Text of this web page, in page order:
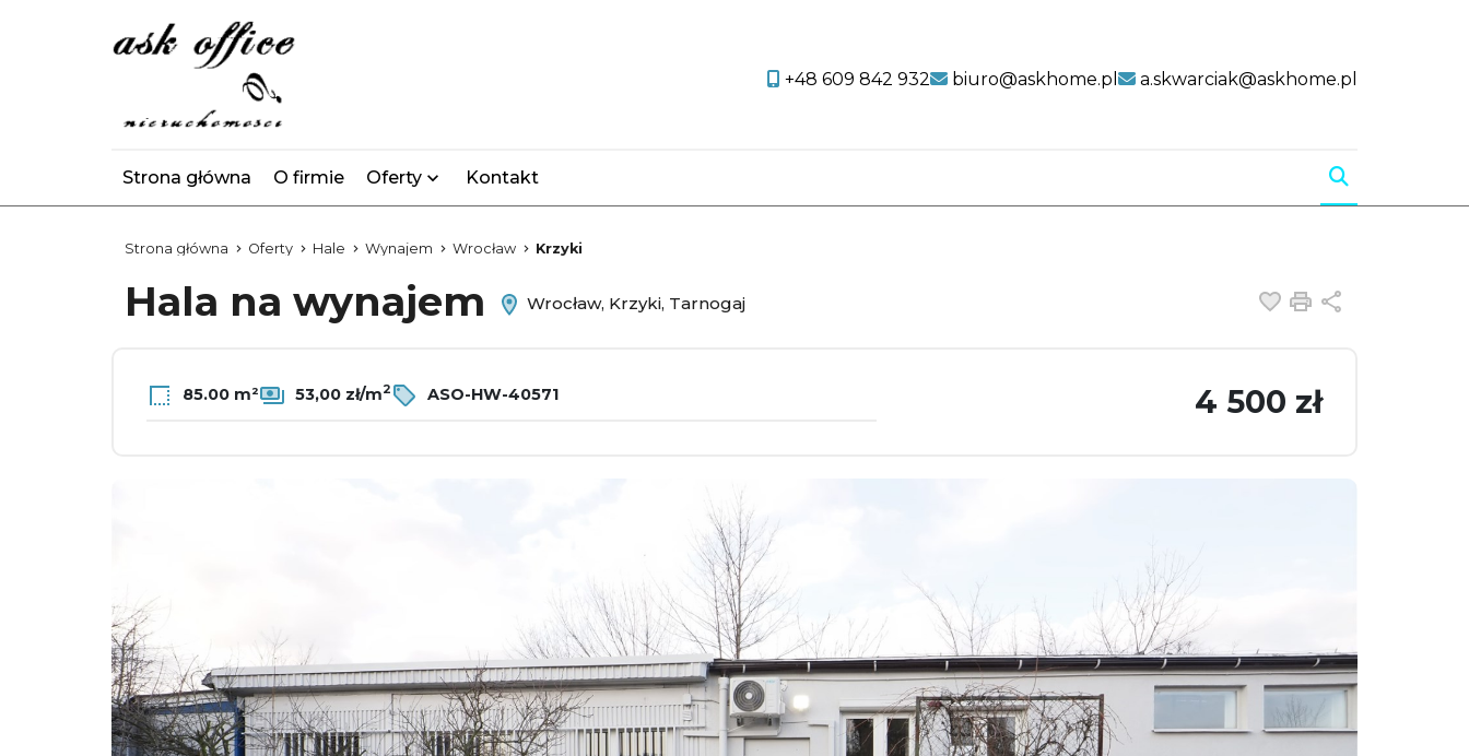
+48 609 842 932 biuro@askhome.pl a.skwarciak@askhome.pl
Strona główna O firmie Oferty Kontakt
Strona główna Oferty Hale Wynajem Wrocław Krzyki
Hala na wynajem Wrocław, Krzyki, Tarnogaj Dodaj do
Drukuj
85.00 m² 53,00 zł/m2 ASO-HW-40571 4 500 zł